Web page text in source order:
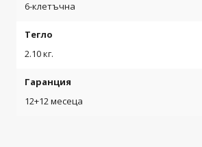
6-клетъчна
Тегло
2.10 кг.
Гаранция
12+12 месеца